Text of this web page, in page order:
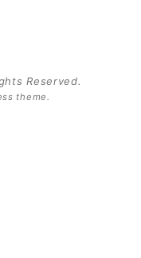
Reserved.
theme.